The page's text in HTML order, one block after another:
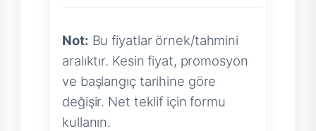
Not: Bu fiyatlar örnek/tahmini
aralıktır. Kesin fiyat, promosyon
ve başlangıç tarihine göre
değişir. Net teklif için formu
kullanın.